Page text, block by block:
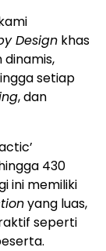
Design khas
setiap
, dan
430
ini memiliki
yang luas,
seperti